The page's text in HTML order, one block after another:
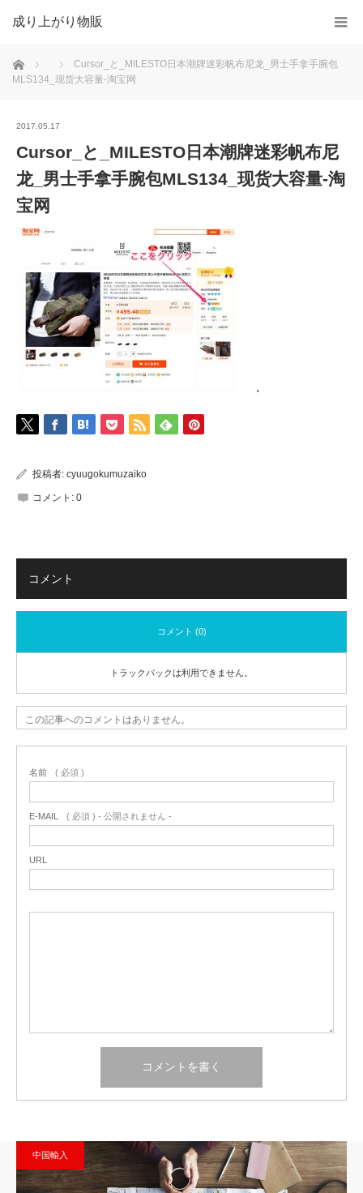
成り上がり物販
ホーム
Cursor_と_MILESTO日本潮牌迷彩帆布尼龙_男士手拿手腕包
MLS134_现货大容量-淘宝网
2017.05.17
Cursor_と_MILESTO日本潮牌迷彩帆布尼
龙_男士手拿手腕包MLS134_现货大容量-淘
宝网
投稿者: cyuugokumuzaiko
コメント: 0
コメント
コメント (0)
トラックバックは利用できません。
この記事へのコメントはありません。
名前 ( 必須 )
E-MAIL ( 必須 ) - 公開されません -
URL
中国輸入